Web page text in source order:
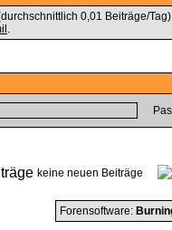
0,01 Beiträge/Tag)
.
keine neuen Beiträge
Forensoftware: